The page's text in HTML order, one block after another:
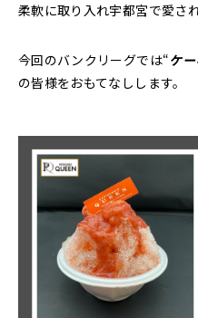
柔軟に取り入れ宇都宮で愛さ
今回のバンクリーグでは“ケ
の皆様をおもてなしします。